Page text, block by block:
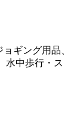
ギング用品、
水中歩行・ス